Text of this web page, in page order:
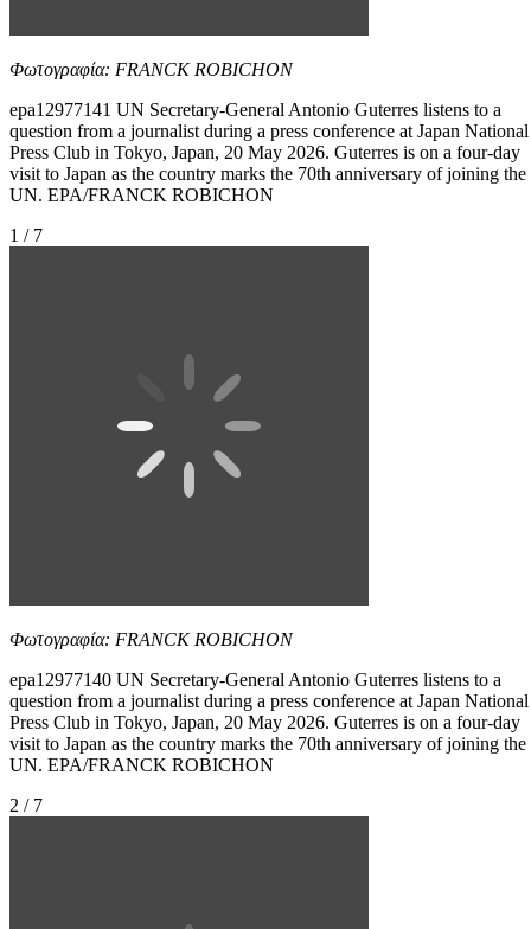
Φωτογραφία: FRANCK ROBICHON
epa12977141 UN Secretary-General Antonio Guterres listens to a
question from a journalist during a press conference at Japan National
Press Club in Tokyo, Japan, 20 May 2026. Guterres is on a four-day
visit to Japan as the country marks the 70th anniversary of joining the
UN. EPA/FRANCK ROBICHON
1 / 7
Φωτογραφία: FRANCK ROBICHON
epa12977140 UN Secretary-General Antonio Guterres listens to a
question from a journalist during a press conference at Japan National
Press Club in Tokyo, Japan, 20 May 2026. Guterres is on a four-day
visit to Japan as the country marks the 70th anniversary of joining the
UN. EPA/FRANCK ROBICHON
2 / 7